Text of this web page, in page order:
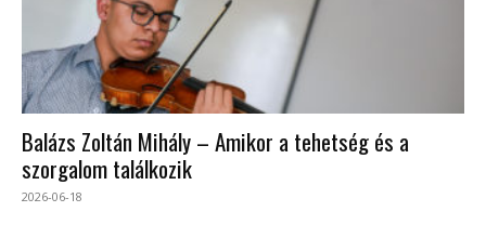
Balázs Zoltán Mihály – Amikor a tehetség és a
szorgalom találkozik
2026-06-18